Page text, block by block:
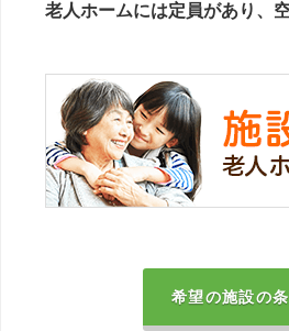
老人ホームには定員があり、
希望の施設の